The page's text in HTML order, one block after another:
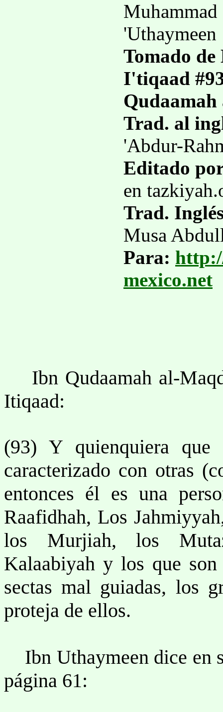
'Uthaymeen
Tomado
I'tiqaad
Trad. al
'Abdur-
Editado
en
Trad.
Musa
Para:
mexico.net
Ibn Qudaamah al-
Itiqaad:
(93) Y quienquiera
caracterizado con otras
entonces él es una
Raafidhah, Los
los Murjiah, los
Kalaabiyah y los que
sectas mal guiadas, los
proteja de ellos.
Ibn Uthaymeen dice en
página 61: